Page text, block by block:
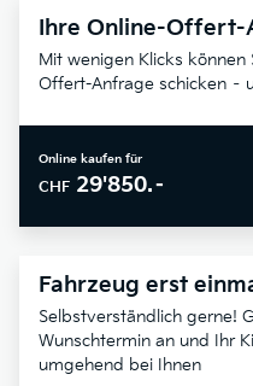
Ihre Online-Offert-
Mit wenigen Klicks können
Offert-Anfrage schicken –
Online kaufen für
CHF 29'850.–
Fahrzeug erst
Selbstverständlich gerne!
Wunschtermin an und Ihr
umgehend bei Ihnen